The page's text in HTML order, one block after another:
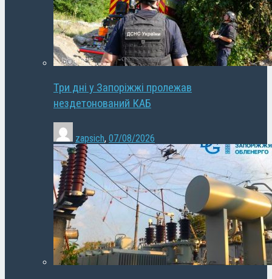
Три дні у Запоріжжі пролежав
нездетонований КАБ
zapsich, 07/08/2026